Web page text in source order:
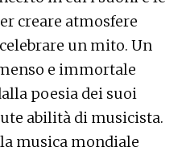
creare atmosfere
un mito. Un
e immortale
poesia dei suoi
abilità di musicista.
musica mondiale